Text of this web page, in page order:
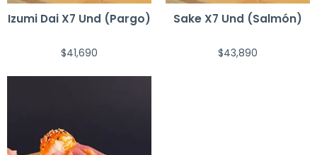
Izumi Dai X7 Und (Pargo)
$41,690
Sake X7 Und (Salmón)
$43,890